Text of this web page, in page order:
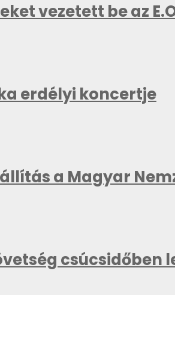
vezetett be az
erdélyi koncertje
a Magyar
csúcsidőben